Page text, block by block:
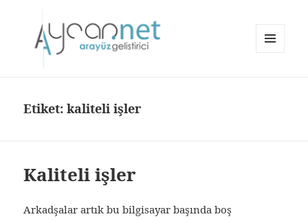
Etiket:kaliteli işler
Kaliteli işler
Arkadşalar artık bu bilgisayar başında boş